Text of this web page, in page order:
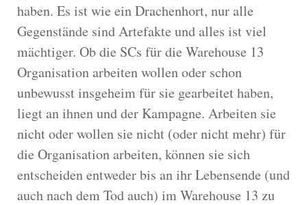
haben. Es ist wie ein Drachenhort, nur alle
Gegenstände sind Artefakte und alles ist viel
mächtiger. Ob die SCs für die Warehouse 13
Organisation arbeiten wollen oder schon
unbewusst insgeheim für sie gearbeitet haben,
liegt an ihnen und der Kampagne. Arbeiten sie
nicht oder wollen sie nicht (oder nicht mehr) für
die Organisation arbeiten, können sie sich
entscheiden entweder bis an ihr Lebensende (und
auch nach dem Tod auch) im Warehouse 13 zu